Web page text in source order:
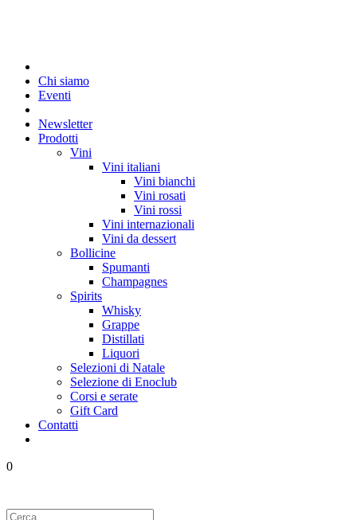
Chi siamo
Eventi
Newsletter
Prodotti
Vini
Vini italiani
Vini bianchi
Vini rosati
Vini rossi
Vini internazionali
Vini da dessert
Bollicine
Spumanti
Champagnes
Spirits
Whisky
Grappe
Distillati
Liquori
Selezioni di Natale
Selezione di Enoclub
Corsi e serate
Gift Card
Contatti
0